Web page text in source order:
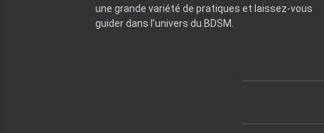
une grande variété de pratiques et laissez-vous
guider dans l’univers du BDSM.